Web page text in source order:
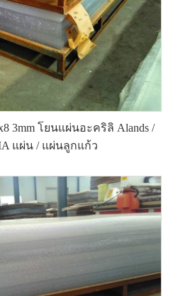
3mm โยนแผ่นอะคริลิ Alands /
แผ่น / แผ่นลูกแก้ว